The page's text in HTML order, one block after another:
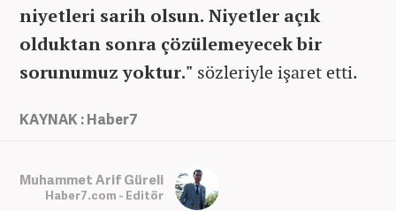
niyetleri sarih olsun. Niyetler açık
olduktan sonra çözülemeyecek bir
sorunumuz yoktur." sözleriyle işaret etti.
KAYNAK : Haber7
Muhammet Arif Güreli
Haber7.com - Editör